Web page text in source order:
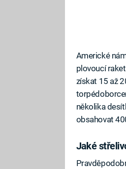
Americké
plovoucí
získat 15 až
několika
obsahovat
Jaké